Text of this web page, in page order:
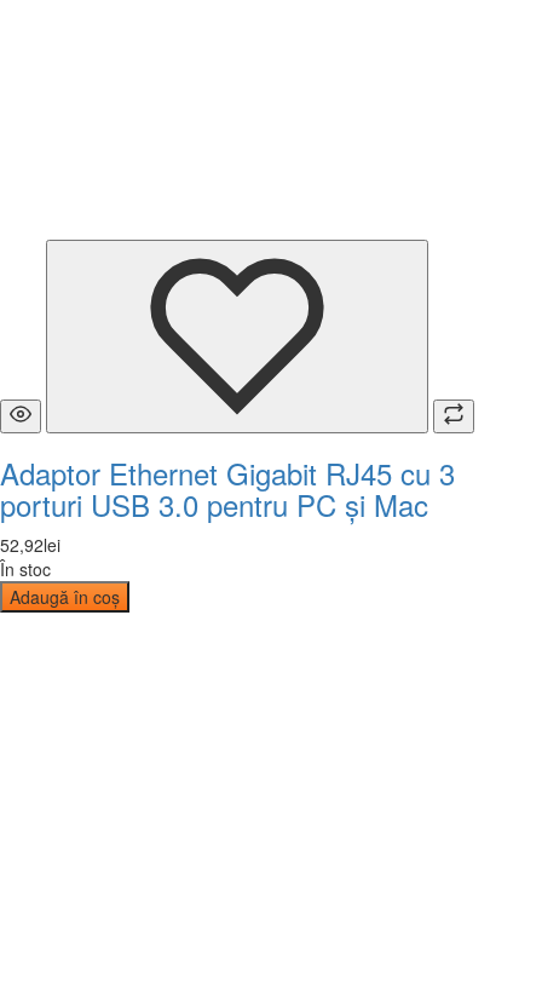
Adaptor Ethernet Gigabit RJ45 cu 3
porturi USB 3.0 pentru PC și Mac
52,92lei
În stoc
Adaugă în coș